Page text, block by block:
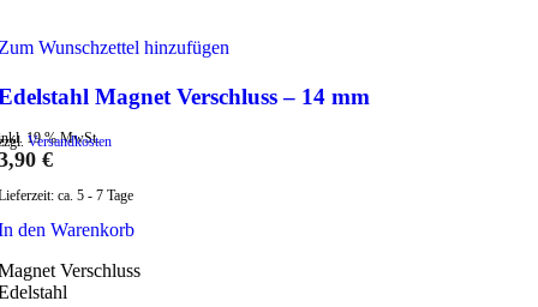
Wunschzettel hinzufügen
Magnet Verschluss – 14 mm
19 % MwSt.
Versandkosten
€
ca. 5 - 7 Tage
den Warenkorb
Verschluss